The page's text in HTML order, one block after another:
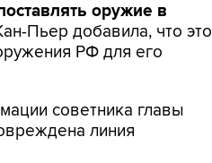
оружие в
Пьер добавила, что это
РФ для его
советника главы
линия